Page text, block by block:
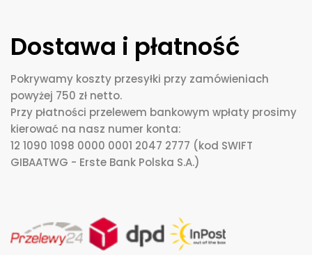
Dostawa i płatność
Pokrywamy koszty przesyłki przy zamówieniach
powyżej 750 zł netto.
Przy płatności przelewem bankowym wpłaty prosimy
kierować na nasz numer konta:
12 1090 1098 0000 0001 2047 2777 (kod SWIFT
GIBAATWG - Erste Bank Polska S.A.)